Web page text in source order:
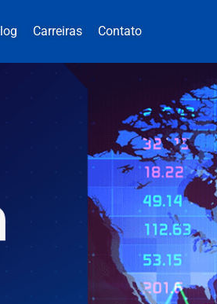
Carreiras Contato